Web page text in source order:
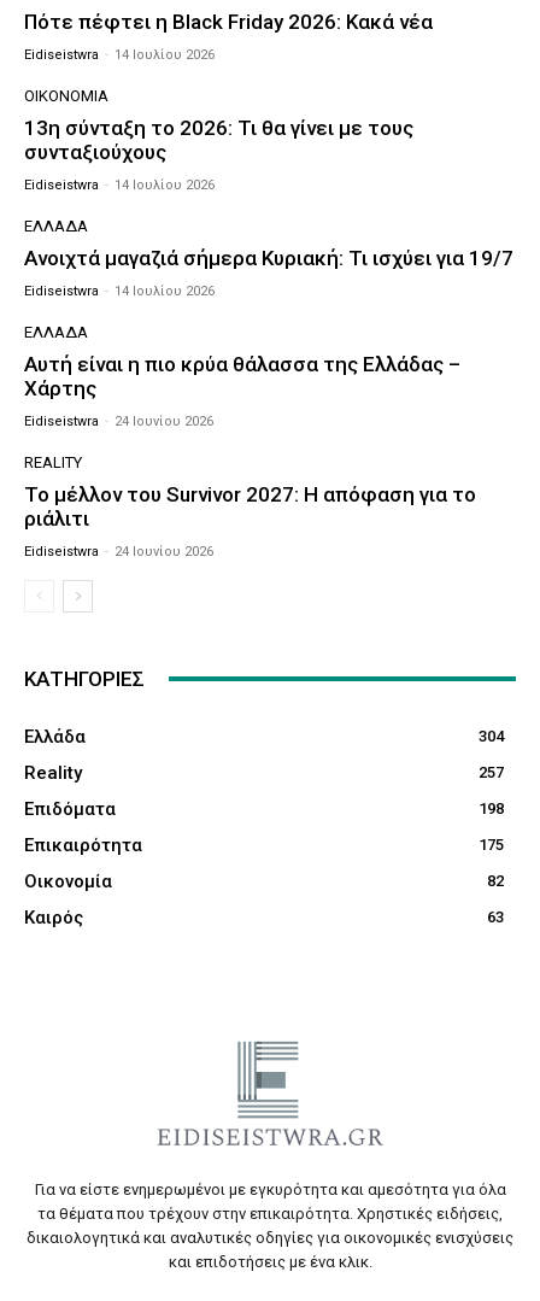
Πότε πέφτει η Black Friday 2026: Κακά νέα
Eidiseistwra - 14 Ιουλίου 2026
ΟΙΚΟΝΟΜΊΑ
13η σύνταξη το 2026: Τι θα γίνει με τους
συνταξιούχους
Eidiseistwra - 14 Ιουλίου 2026
ΕΛΛΆΔΑ
Ανοιχτά μαγαζιά σήμερα Κυριακή: Τι ισχύει για 19/7
Eidiseistwra - 14 Ιουλίου 2026
ΕΛΛΆΔΑ
Αυτή είναι η πιο κρύα θάλασσα της Ελλάδας –
Χάρτης
Eidiseistwra - 24 Ιουνίου 2026
REALITY
Το μέλλον του Survivor 2027: Η απόφαση για το
ριάλιτι
Eidiseistwra - 24 Ιουνίου 2026
ΚΑΤΗΓΟΡΊΕΣ
Ελλάδα 304
Reality 257
Επιδόματα 198
Επικαιρότητα 175
Οικονομία 82
Καιρός 63
Για να είστε ενημερωμένοι με εγκυρότητα και αμεσότητα για όλα
τα θέματα που τρέχουν στην επικαιρότητα. Χρηστικές ειδήσεις,
δικαιολογητικά και αναλυτικές οδηγίες για οικονομικές ενισχύσεις
και επιδοτήσεις με ένα κλικ.